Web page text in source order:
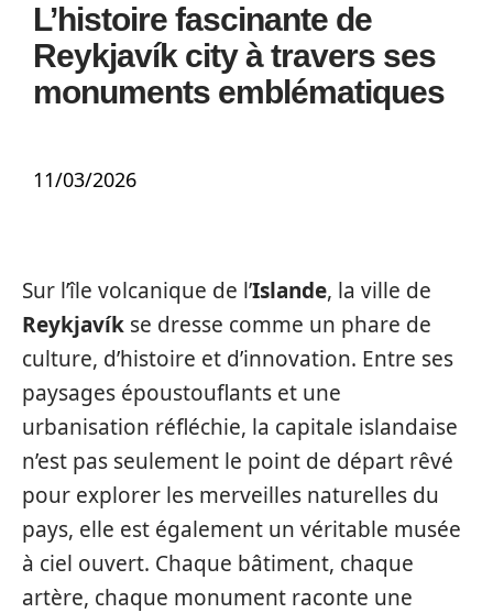
L’histoire fascinante de
Reykjavík city à travers ses
monuments emblématiques
11/03/2026
Sur l’île volcanique de l’Islande, la ville de
Reykjavík se dresse comme un phare de
culture, d’histoire et d’innovation. Entre ses
paysages époustouflants et une
urbanisation réfléchie, la capitale islandaise
n’est pas seulement le point de départ rêvé
pour explorer les merveilles naturelles du
pays, elle est également un véritable musée
à ciel ouvert. Chaque bâtiment, chaque
artère, chaque monument raconte une